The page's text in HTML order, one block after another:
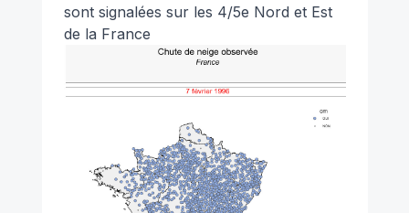
sont signalées sur les 4/5e Nord et Est
de la France